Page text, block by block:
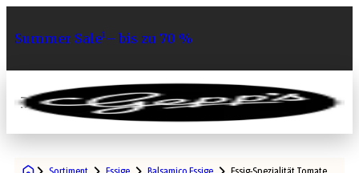
Summer Sale¹– bis zu 70 %
0